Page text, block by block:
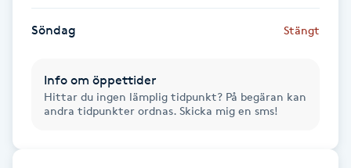
Färgning
Föning
Gel naglar
Söndag Stängt
Info om öppettider
Hittar du ingen lämplig tidpunkt? På begäran kan
andra tidpunkter ordnas. Skicka mig en sms!